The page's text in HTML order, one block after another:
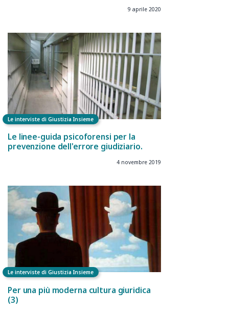
9 aprile 2020
Le interviste di Giustizia Insieme
Le linee-guida psicoforensi per la
prevenzione dell'errore giudiziario.
4 novembre 2019
Le interviste di Giustizia Insieme
Per una più moderna cultura giuridica
(3)